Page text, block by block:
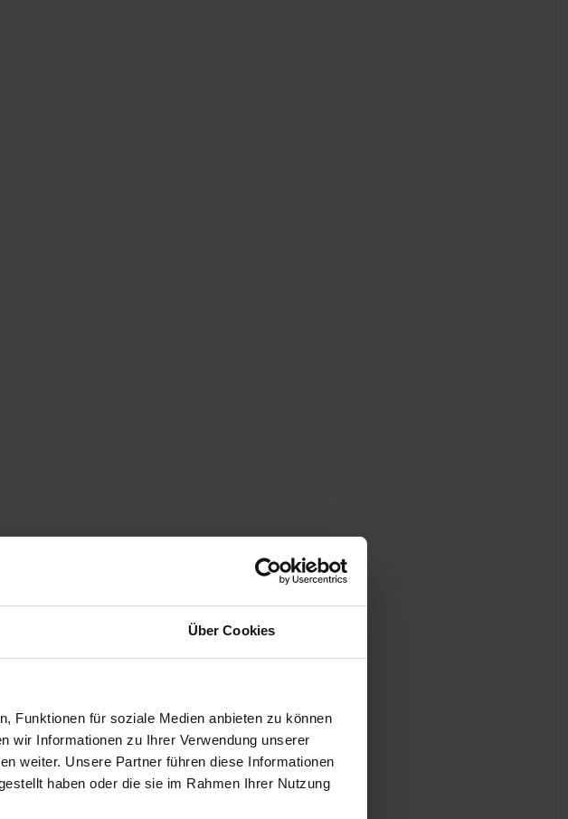
Über Cookies
Funktionen für soziale Medien anbieten zu können
wir Informationen zu Ihrer Verwendung unserer
weiter. Unsere Partner führen diese Informationen
haben oder die sie im Rahmen Ihrer Nutzung